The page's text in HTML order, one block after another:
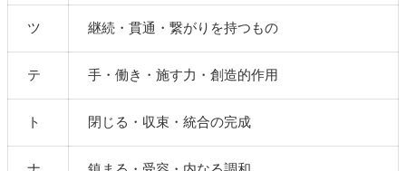
ツ 継続・貫通・繋がりを持つもの
テ 手・働き・施す力・創造的作用
ト 閉じる・収束・統合の完成